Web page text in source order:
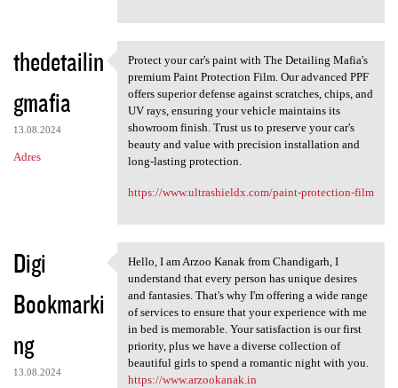
thedetailin
gmafia
13.08.2024
Adres
Protect your car's paint with
Protect your car's paint with The Detailing Mafia's
premium Paint Protection Film. Our advanced PPF
offers superior defense against scratches, chips, and
UV rays, ensuring your vehicle maintains its
showroom finish. Trust us to preserve your car's
beauty and value with precision installation and
long-lasting protection.
https://www.ultrashieldx.com/paint-protection-film
Digi
Bookmarki
ng
13.08.2024
Hello, I am Arzoo Kanak from
Hello, I am Arzoo Kanak from Chandigarh, I
understand that every person has unique desires
and fantasies. That's why I'm offering a wide range
of services to ensure that your experience with me
in bed is memorable. Your satisfaction is our first
priority, plus we have a diverse collection of
beautiful girls to spend a romantic night with you.
https://www.arzookanak.in